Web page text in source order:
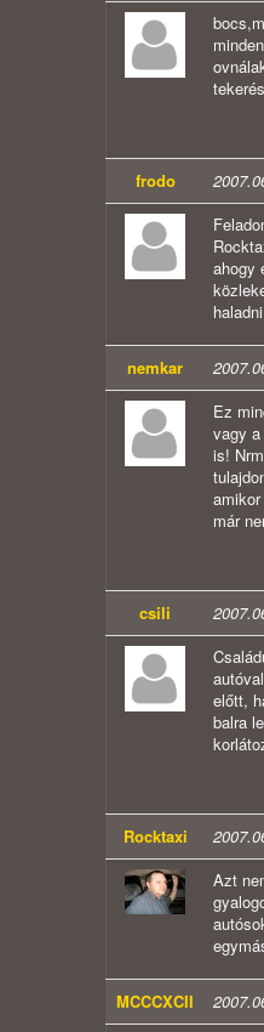
frodo
ahogy
nemkar
Ez
vagy
is!
már
csili
előtt,
balra
Rocktaxi
Azt
MCCCXCII